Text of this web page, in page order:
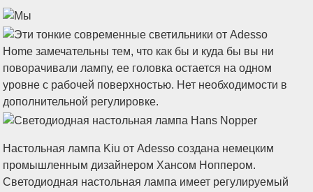
Настольная лампа Kiu от Adesso создана немецким
промышленным дизайнером Хансом Ноппером.
Светодиодная настольная лампа имеет регулируемый